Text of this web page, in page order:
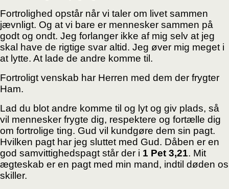
Fortrolighed opstår når vi taler om livet sammen
jævnligt. Og at vi bare er mennesker sammen på
godt og ondt. Jeg forlanger ikke af mig selv at jeg
skal have de rigtige svar altid. Jeg øver mig meget i
at lytte. At lade de andre komme til.
Fortroligt venskab har Herren med dem der frygter
Ham.
Lad du blot andre komme til og lyt og giv plads, så
vil mennesker frygte dig, respektere og fortælle dig
om fortrolige ting. Gud vil kundgøre dem sin pagt.
Hvilken pagt har jeg sluttet med Gud. Dåben er en
god samvittighedspagt står der i 1 Pet 3,21. Mit
ægteskab er en pagt med min mand, indtil døden os
skiller.